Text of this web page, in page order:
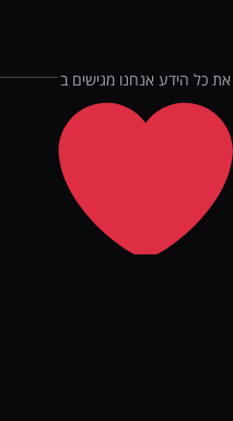
את כל הידע אנחנו מגישים ב